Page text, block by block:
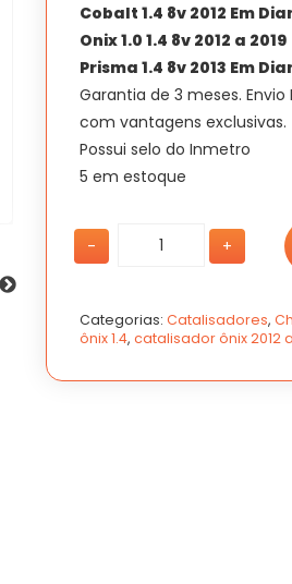
Cobalt 1.4 8v 2012 Em
Onix 1.0 1.4 8v 2012 a 2019
Prisma 1.4 8v 2013 Em
Garantia de 3 meses.
com vantagens exclusivas.
Possui selo do Inmetro
5 em estoque
Catalisador
Onix
de
2012
2019
Catalisador
Onix
de
2012
2019
+
-
Categorias: Catalisadores,
ônix 1.4, catalisador ônix 2012